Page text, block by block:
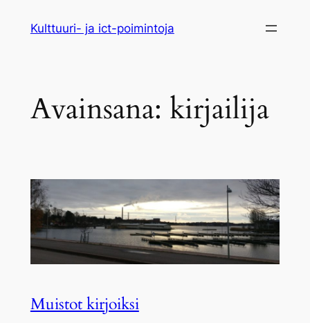
sisältöön
Kulttuuri- ja ict-poimintoja
Avainsana: kirjailija
Muistot kirjoiksi